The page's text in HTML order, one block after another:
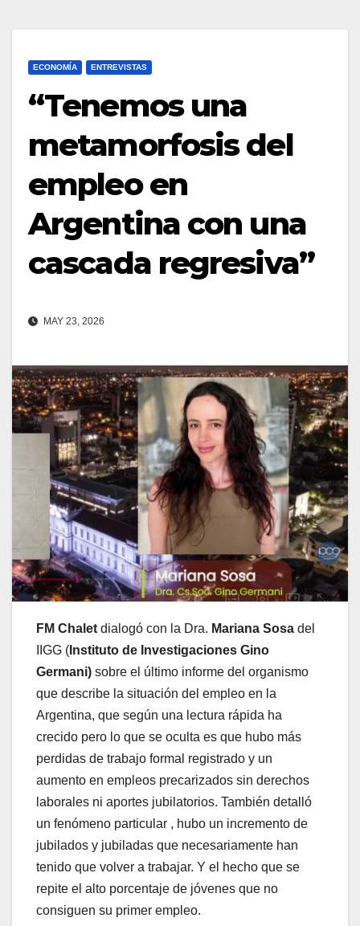
ECONOMÍA ENTREVISTAS
“Tenemos una
metamorfosis del
empleo en
Argentina con una
cascada regresiva”
MAY 23, 2026
FM Chalet dialogó con la Dra. Mariana Sosa del
IIGG ( Instituto de Investigaciones Gino
Germani) sobre el último informe del organismo
que describe la situación del empleo en la
Argentina, que según una lectura rápida ha
crecido pero lo que se oculta es que hubo más
perdidas de trabajo formal registrado y un
aumento en empleos precarizados sin derechos
laborales ni aportes jubilatorios. También detalló
un fenómeno particular , hubo un incremento de
jubilados y jubiladas que necesariamente han
tenido que volver a trabajar. Y el hecho que se
repite el alto porcentaje de jóvenes que no
consiguen su primer empleo.